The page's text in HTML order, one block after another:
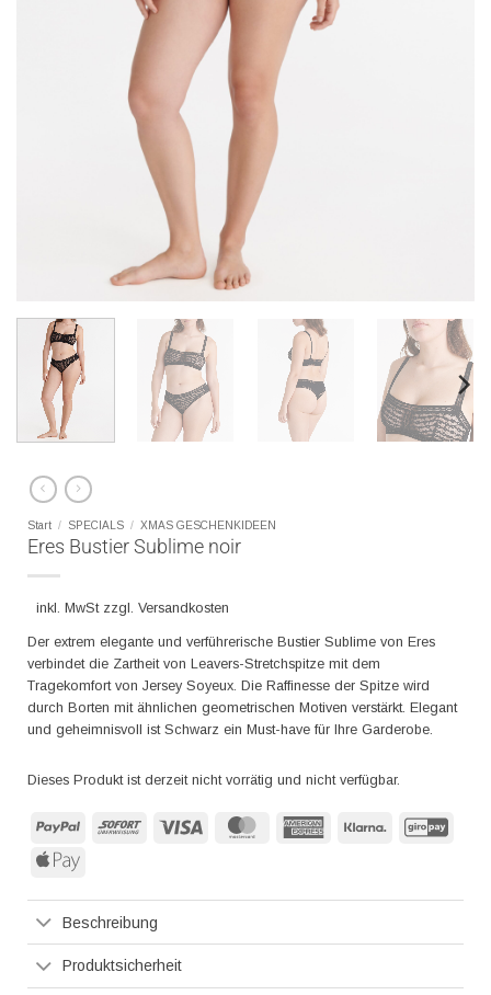
Start / SPECIALS / XMAS GESCHENKIDEEN
Eres Bustier Sublime noir
inkl. MwSt zzgl. Versandkosten
Der extrem elegante und verführerische Bustier Sublime von Eres
verbindet die Zartheit von Leavers-Stretchspitze mit dem
Tragekomfort von Jersey Soyeux. Die Raffinesse der Spitze wird
durch Borten mit ähnlichen geometrischen Motiven verstärkt. Elegant
und geheimnisvoll ist Schwarz ein Must-have für Ihre Garderobe.
Dieses Produkt ist derzeit nicht vorrätig und nicht verfügbar.
PayPal Sofort MasterCard American
Klarna
Apple
Beschreibung
Produktsicherheit